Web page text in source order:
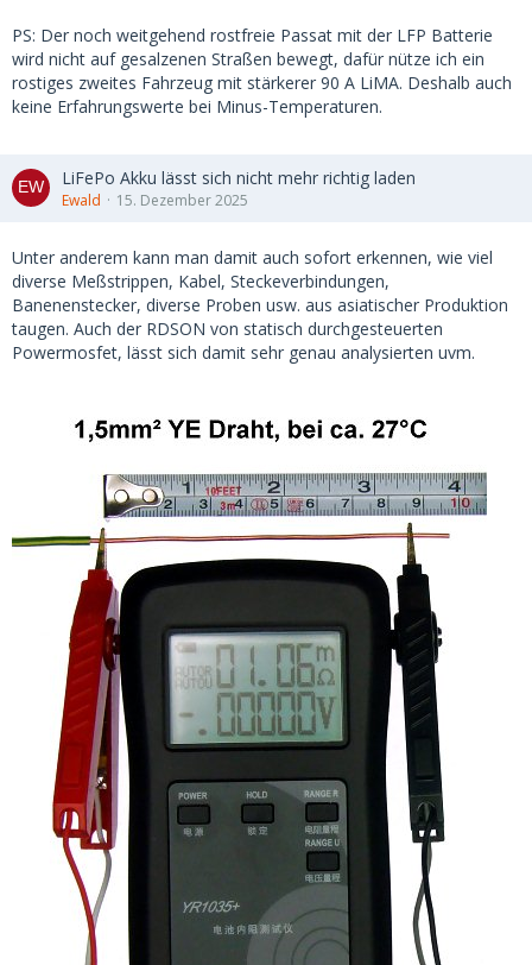
PS: Der noch weitgehend rostfreie Passat mit der LFP Batterie
wird nicht auf gesalzenen Straßen bewegt, dafür nütze ich ein
rostiges zweites Fahrzeug mit stärkerer 90 A LiMA. Deshalb auch
keine Erfahrungswerte bei Minus-Temperaturen.
LiFePo Akku lässt sich nicht mehr richtig laden
Ewald 15. Dezember 2025
Unter anderem kann man damit auch sofort erkennen, wie viel
diverse Meßstrippen, Kabel, Steckeverbindungen,
Banenenstecker, diverse Proben usw. aus asiatischer Produktion
taugen. Auch der RDSON von statisch durchgesteuerten
Powermosfet, lässt sich damit sehr genau analysierten uvm.